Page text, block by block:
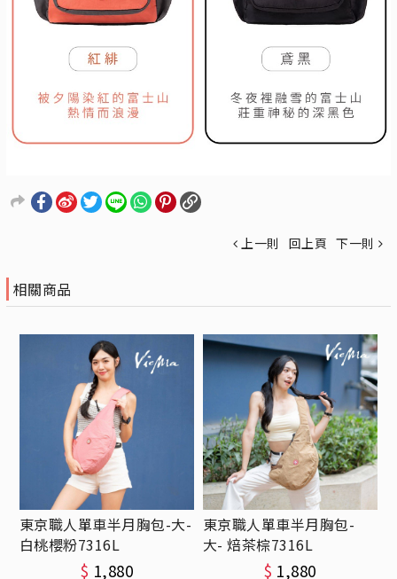
上一則 回上頁 下一則
相關商品
東京職人單車半月胸包-大-
白桃櫻粉7316L
$ 1,880
東京職人單車半月胸包-
大- 焙茶棕7316L
$ 1,880